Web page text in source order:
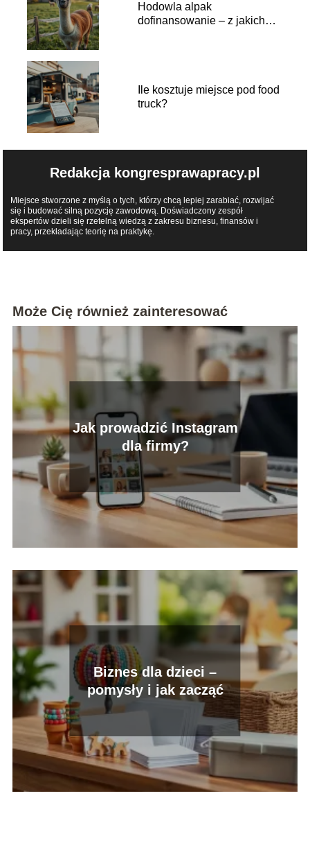
Hodowla alpak
dofinansowanie – z jakich
Ile kosztuje miejsce pod food
truck?
Redakcja kongresprawapracy.pl
Miejsce stworzone z myślą o tych, którzy chcą lepiej zarabiać, rozwijać
się i budować silną pozycję zawodową. Doświadczony zespół
ekspertów dzieli się rzetelną wiedzą z zakresu biznesu, finansów i
pracy, przekładając teorię na praktykę.
Może Cię również zainteresować
Jak prowadzić Instagram
dla firmy?
Biznes dla dzieci –
pomysły i jak zacząć